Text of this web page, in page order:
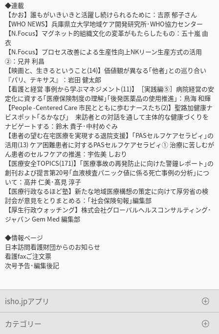
◆連載
【かお】誰もがいきいきと活躍し続けられるために：吉原 郁子さん
【WHO NEWS】兵庫県立大学地域ケア開発研究所･WHO協力センター
【N.Focus】マグネット的組織文化の変革がもたらしたもの：五十嵐 由
衣
【N.Focus】プロセス改善による生産性向上NKリーン生産方式の活用
②：兄井 利昌
【映画と、生きるということ(14)】価値観が異なる｢他者｣との巡り合い
『パリ、テキサス』：岩田 健太郎
【看護と経営 事例から学ぶマネジメント(11)】［実践編⑤］病院経営の安
定化に資する｢医療保険制度の理解｣｢後発医薬品の使用推進｣：鳥海 和輝
【People -Centered Care 市民とともに歩むナースたち(2)】聖路加健康ナ
ビスポット｢るかなび｣ 来訪者との対話を通して主体的な健康づくりを
ナビゲートする：鈴木 貴子･中村めぐみ
【患者の望む在宅医療を実現する退院支援】｢PASセルフケアセラピィ｣の
活用(13) ケア困難患者に対するPASセルフケアセラピィ① 治療に苦しむが
ん患者のセルフケアの推進：宇佐美 しおり
【医療安全TOPICS(171)】｢医療事故の再発防止に向けた警鐘レポート｣の
創刊および提言第20号｢血液検査パニック値に係る死亡事例の分析｣につ
いて：高井 仁美･髙見 淳子
【医療行政なるほど塾】新たな地域医療構想の策定に向けて厚労省の検
討会が意見をとりまとめる：｢社会保険旬報｣編集部
【厚生行政ウォッチング】株式会社グローバルヘルスコンサルティング･
ジャパン Gem Med 編集部
◆情報ページ
日本訪問看護財団からのお知らせ
看護faxご注文票
次号予告･編集後記
isho.jpアプリ
カテゴリー